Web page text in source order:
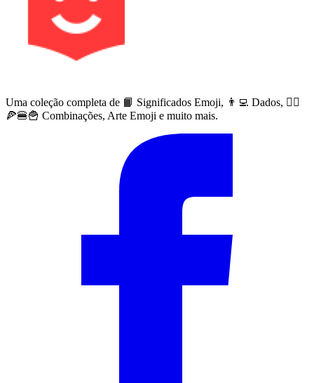
Uma coleção completa de 📙 Significados Emoji, 👨‍💻 Dados, 🙅‍♀️
🍕🍔🍟 Combinações, Arte Emoji e muito mais.